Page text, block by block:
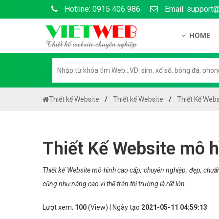
Hotline: 0915 406 986 Email:
HOME
Hướng
Chính
Liên hệ
Thiết kế Website Thiết kế Website Thiết Kế
Thiết Kế Website mô
Thiết kế Website mô hình cao cấp, chuyên nghiệp, đẹp,
cũng như nâng cao vị thế trên thị trường là rất lớn.
Lượt xem: 100(View) | Ngày tạo 2021-05-11 04:59:13